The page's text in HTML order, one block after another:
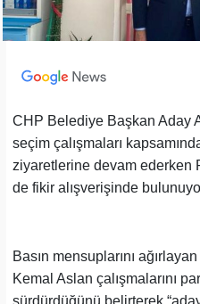
CHP Belediye Başkan Aday
seçim çalışmaları
ziyaretlerine devam ederken
de fikir alışverişinde
Basın mensuplarını
Kemal Aslan çalışmalarını